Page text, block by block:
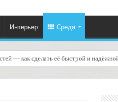
Интерьер Среда
— как сделать её быстрой и
руководство для бизнеса и